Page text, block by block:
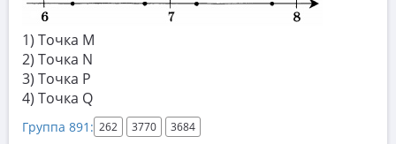
7. Координатная прямая. Числовые
неравенства
7.1. Координатная прямая
7.2. Числовые неравенства
7.3. Сравнение чисел
1) Точка M
2) Точка N
3) Точка P
​4) Точка Q
Группа 891: 262 3770 3684